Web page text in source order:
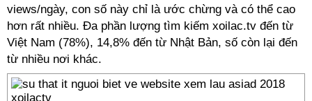
views/ngày, con số này chỉ là ước chừng và có thể cao
hơn rất nhiều. Đa phần lượng tìm kiếm xoilac.tv đến từ
Việt Nam (78%), 14,8% đến từ Nhật Bản, số còn lại đến
từ nhiều nơi khác.